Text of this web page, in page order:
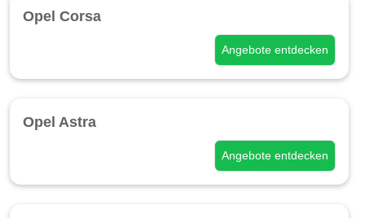
Opel Corsa
Angebote entdecken
Opel Astra
Angebote entdecken